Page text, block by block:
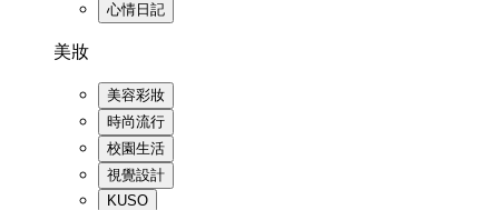
心情日記
美妝
美容彩妝
時尚流行
校園生活
視覺設計
KUSO